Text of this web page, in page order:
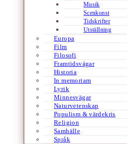
Musik
Scenkonst
Tidskrifter
Utställning
Europa
Film
Filosofi
Framtidsvägar
Historia
In memoriam
Lyrik
Minnesvägar
Naturvetenskap
Populism & värdekris
Religion
Samhälle
Språk